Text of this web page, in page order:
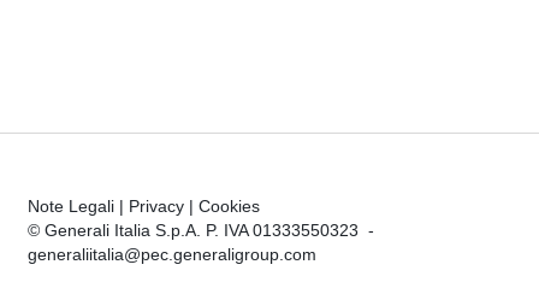
Note Legali | Privacy | Cookies
© Generali Italia S.p.A. P. IVA 01333550323 -
generaliitalia@pec.generaligroup.com